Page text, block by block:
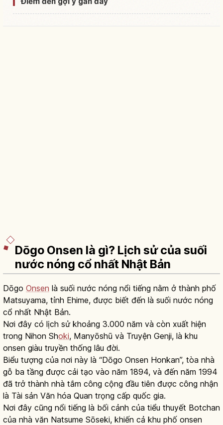
Dōgo Onsen là gì? Lịch sử của suối
nước nóng cổ nhất Nhật Bản
Dōgo Onsen là suối nước nóng nổi tiếng nằm ở thành phố
Matsuyama, tỉnh Ehime, được biết đến là suối nước nóng
cổ nhất Nhật Bản.
Nơi đây có lịch sử khoảng 3.000 năm và còn xuất hiện
trong Nihon Shoki, Manyōshū và Truyện Genji, là khu
onsen giàu truyền thống lâu đời.
Biểu tượng của nơi này là “Dōgo Onsen Honkan”, tòa nhà
gỗ ba tầng được cải tạo vào năm 1894, và đến năm 1994
đã trở thành nhà tắm công cộng đầu tiên được công nhận
là Tài sản Văn hóa Quan trọng cấp quốc gia.
Nơi đây cũng nổi tiếng là bối cảnh của tiểu thuyết Botchan
của nhà văn Natsume Sōseki, khiến cả khu phố onsen